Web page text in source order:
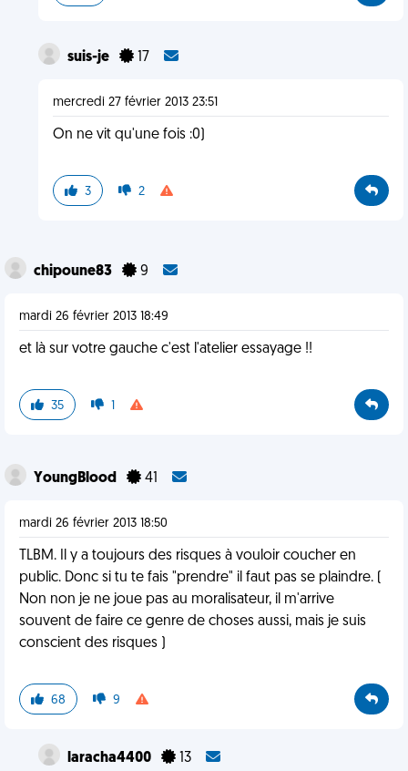
suis-je 17
mercredi 27 février 2013 23:51
On ne vit qu'une fois :0)
3 2
chipoune83 9
mardi 26 février 2013 18:49
et là sur votre gauche c'est l'atelier essayage !!
35 1
YoungBlood 41
mardi 26 février 2013 18:50
TLBM. Il y a toujours des risques à vouloir coucher en
public. Donc si tu te fais "prendre" il faut pas se plaindre. (
Non non je ne joue pas au moralisateur, il m'arrive
souvent de faire ce genre de choses aussi, mais je suis
conscient des risques )
68 9
laracha4400 13